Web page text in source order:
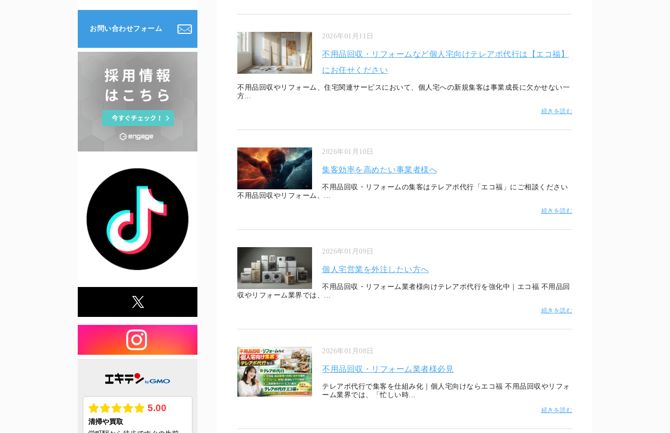
2026年01月11日
不用品回収・リフォームなど個人宅向けテレアポ代行は【エコ福】
にお任せください
不用品回収やリフォーム、住宅関連サービスにおいて、個人宅への新規集客は事業成長に欠かせない一
方...
続きを読む
2026年01月10日
集客効率を高めたい事業者様へ
不用品回収・リフォームの集客はテレアポ代行「エコ福」にご相談ください
不用品回収やリフォーム、...
続きを読む
2026年01月09日
個人宅営業を外注したい方へ
不用品回収・リフォーム業者様向けテレアポ代行を強化中｜エコ福 不用品回
収やリフォーム業界では、...
続きを読む
2026年01月08日
不用品回収・リフォーム業者様必見
テレアポ代行で集客を仕組み化｜個人宅向けならエコ福 不用品回収やリフォ
ーム業界では、「忙しい時...
続きを読む
お問い合わせフォーム